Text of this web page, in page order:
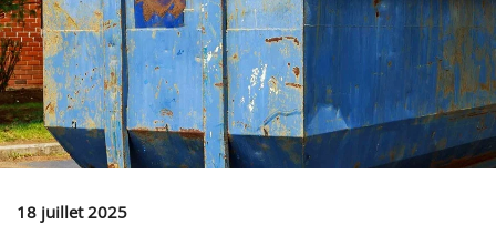
18 juillet 2025